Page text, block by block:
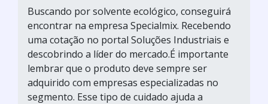
Buscando por solvente ecológico, conseguirá
encontrar na empresa Specialmix. Recebendo
uma cotação no portal Soluções Industriais e
descobrindo a líder do mercado.É importante
lembrar que o produto deve sempre ser
adquirido com empresas especializadas no
segmento. Esse tipo de cuidado ajuda a